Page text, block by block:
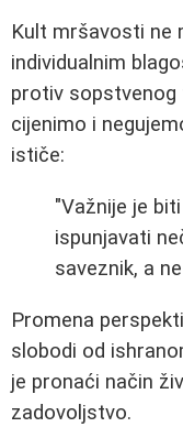
Kult mršavosti ne
individualnim
protiv sopstvenog
cijenimo i
ističe:
"Važnije je
ispunjavati
saveznik, a
Promena
slobodi od
je pronaći način
zadovoljstvo.